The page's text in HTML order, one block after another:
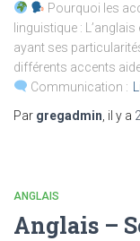
Pourquoi les
linguistique :
ayant ses
différents accents
Communication :
Par gregadmin , il y a
ANGLAIS
Anglais –